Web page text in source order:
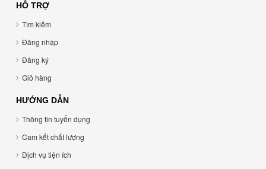
HỖ TRỢ
Tìm kiếm
Đăng nhập
Đăng ký
Giỏ hàng
HƯỚNG DẪN
Thông tin tuyển dụng
Cam kết chất lượng
Dịch vụ tiện ích